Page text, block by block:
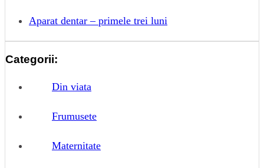
Aparat dentar – primele trei luni
Categorii:
Din viata
Frumusete
Maternitate